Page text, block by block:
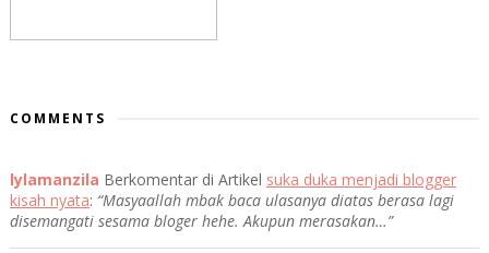
COMMENTS
lylamanzila Berkomentar di Artikel suka duka menjadi blogger
kisah nyata: “Masyaallah mbak baca ulasanya diatas berasa lagi
disemangati sesama bloger hehe. Akupun merasakan…”